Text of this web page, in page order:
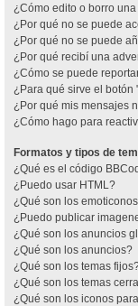
¿Cómo edito o borro
¿Por qué no se puede
¿Por qué no se puede
¿Por qué recibí una
¿Cómo se puede
¿Para qué sirve el
¿Por qué mis mensajes
¿Cómo hago para
Formatos y tipos de
¿Qué es el código
¿Puedo usar HTML?
¿Qué son los
¿Puedo publicar
¿Qué son los anuncios
¿Qué son los anuncios?
¿Qué son los temas
¿Qué son los temas
¿Qué son los iconos